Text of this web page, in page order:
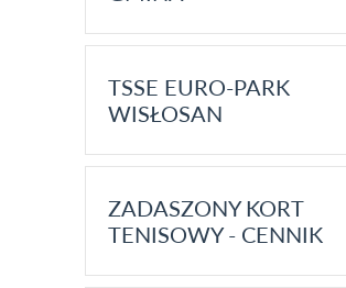
TSSE EURO-PARK
WISŁOSAN
ZADASZONY KORT
TENISOWY - CENNIK